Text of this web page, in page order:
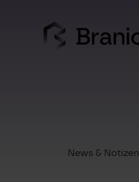
News & Notizen